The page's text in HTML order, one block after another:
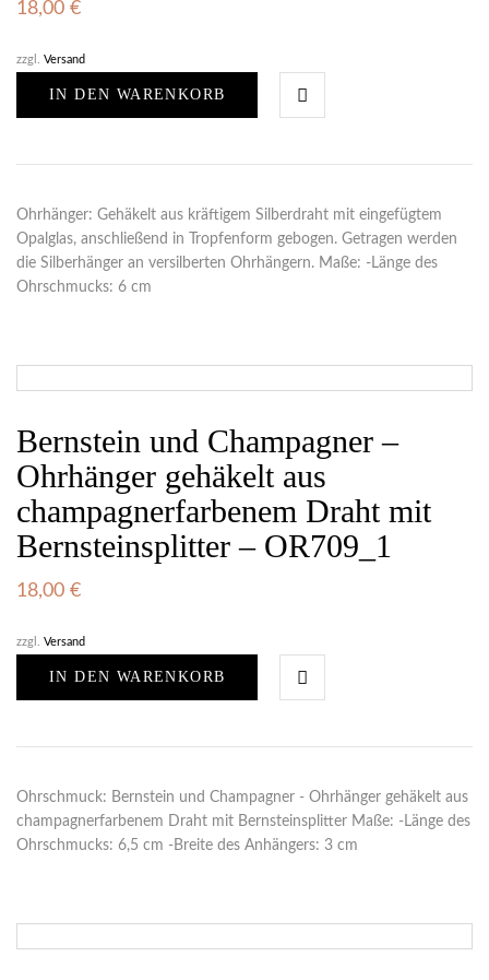
18,00 €
zzgl. Versand
IN DEN WARENKORB
Ohrhänger: Gehäkelt aus kräftigem Silberdraht mit eingefügtem
Opalglas, anschließend in Tropfenform gebogen. Getragen werden
die Silberhänger an versilberten Ohrhängern. Maße: -Länge des
Ohrschmucks: 6 cm
Bernstein und Champagner –
Ohrhänger gehäkelt aus
champagnerfarbenem Draht mit
Bernsteinsplitter – OR709_1
18,00 €
zzgl. Versand
IN DEN WARENKORB
Ohrschmuck: Bernstein und Champagner - Ohrhänger gehäkelt aus
champagnerfarbenem Draht mit Bernsteinsplitter Maße: -Länge des
Ohrschmucks: 6,5 cm -Breite des Anhängers: 3 cm